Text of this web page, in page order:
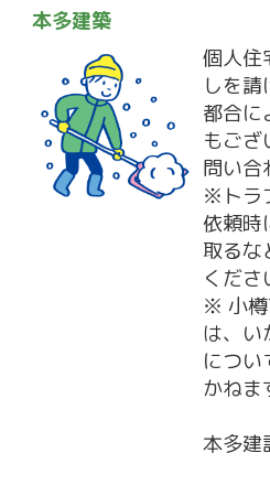
本多建築
個人住
しを請
都合に
もござ
問い合
※トラ
依頼時
取るな
くださ
※ 小樽
は、い
につい
かねま
本多